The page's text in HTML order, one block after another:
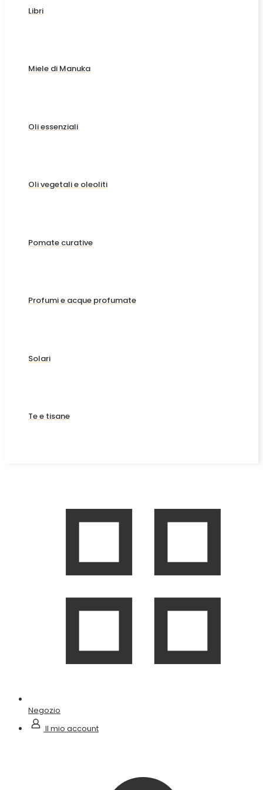
Libri
Miele di Manuka
Oli essenziali
Oli vegetali e oleoliti
Pomate curative
Profumi e acque profumate
Solari
Te e tisane
Negozio
Il mio account